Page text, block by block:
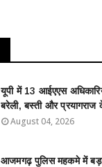
यूपी में 13 आईएएस
बरेली, बस्ती और
August 04, 2026
आजमगढ़ पुलिस महकमे में